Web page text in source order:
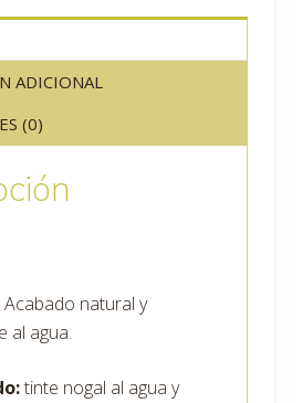
ADICIONAL
(0)
Acabado natural y
al agua.
tinte nogal al agua y